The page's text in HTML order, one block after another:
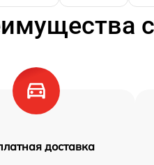
доставка